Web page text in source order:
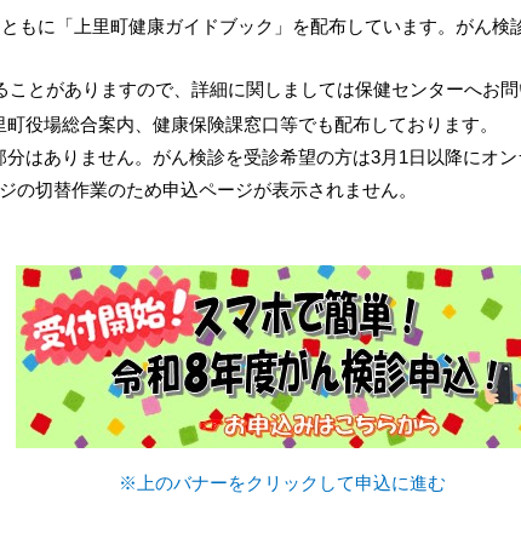
もに「上里町健康ガイドブック」を配布しています。がん検
とがありますので、詳細に関しましては保健センターへお問
役場総合案内、健康保険課窓口等でも配布しております。
はありません。がん検診を受診希望の方は3月1日以降にオン
の切替作業のため申込ページが表示されません。
※上のバナーをクリックして申込に進む